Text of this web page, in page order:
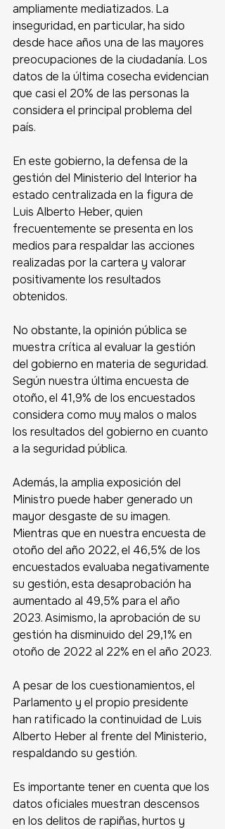
ampliamente mediatizados. La
inseguridad, en particular, ha sido
desde hace años una de las mayores
preocupaciones de la ciudadanía. Los
datos de la última cosecha evidencian
que casi el 20% de las personas la
considera el principal problema del
país.
En este gobierno, la defensa de la
gestión del Ministerio del Interior ha
estado centralizada en la figura de
Luis Alberto Heber, quien
frecuentemente se presenta en los
medios para respaldar las acciones
realizadas por la cartera y valorar
positivamente los resultados
obtenidos.
No obstante, la opinión pública se
muestra crítica al evaluar la gestión
del gobierno en materia de seguridad.
Según nuestra última encuesta de
otoño, el 41,9% de los encuestados
considera como muy malos o malos
los resultados del gobierno en cuanto
a la seguridad pública.
Además, la amplia exposición del
Ministro puede haber generado un
mayor desgaste de su imagen.
Mientras que en nuestra encuesta de
otoño del año 2022, el 46,5% de los
encuestados evaluaba negativamente
su gestión, esta desaprobación ha
aumentado al 49,5% para el año
2023. Asimismo, la aprobación de su
gestión ha disminuido del 29,1% en
otoño de 2022 al 22% en el año 2023.
A pesar de los cuestionamientos, el
Parlamento y el propio presidente
han ratificado la continuidad de Luis
Alberto Heber al frente del Ministerio,
respaldando su gestión.
Es importante tener en cuenta que los
datos oficiales muestran descensos
en los delitos de rapiñas, hurtos y